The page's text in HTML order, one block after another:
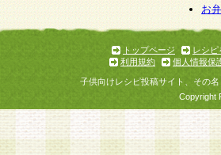
お
トップページ
レシピ
利用規約
個人情報保
子供向けレシピ投稿サイト、その
Copyright